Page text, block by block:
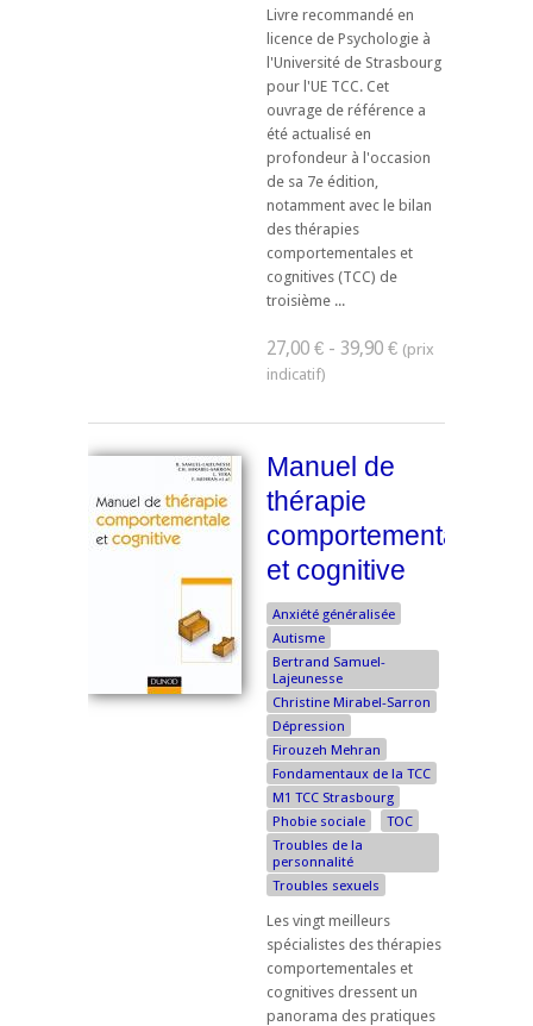
Livre recommandé en
licence de Psychologie à
l'Université de Strasbourg
pour l'UE TCC. ​Cet
ouvrage de référence a
été actualisé en
profondeur à l'occasion
de sa 7e édition,
notamment avec le bilan
des thérapies
comportementales et
cognitives (TCC) de
troisième ...
27,00 € - 39,90 €
Manuel de
thérapie
comportementale
et cognitive
Anxiété généralisée
Autisme
Bertrand Samuel-
Lajeunesse
Christine Mirabel-Sarron
Dépression
Firouzeh Mehran
Fondamentaux de la TCC
M1 TCC Strasbourg
Phobie sociale
TOC
Troubles de la
personnalité
Troubles sexuels
Les vingt meilleurs
spécialistes des thérapies
comportementales et
cognitives dressent un
panorama des pratiques